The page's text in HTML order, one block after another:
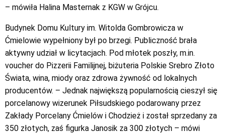
– mówiła Halina Masternak z KGW w Grójcu.
Budynek Domu Kultury im. Witolda Gombrowicza w
Ćmielowie wypełniony był po brzegi. Publiczność brała
aktywny udział w licytacjach. Pod młotek poszły, m.in.
voucher do Pizzerii Familijnej, biżuteria Polskie Srebro Złoto
Świata, wina, miody oraz zdrowa żywność od lokalnych
producentów. – Jednak największą popularnością cieszył się
porcelanowy wizerunek Piłsudskiego podarowany przez
Zakłady Porcelany Ćmielów i Chodzież i został sprzedany za
350 złotych, zaś figurka Janosik za 300 złotych – mówi